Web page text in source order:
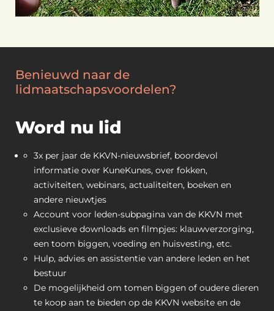
Benieuwd naar de
lidmaatschapsvoordelen?
Word nu lid
3x per jaar de KKVN-nieuwsbrief, boordevol
informatie over KuneKunes, over fokken,
activiteiten, webinars, actualiteiten, boeken en
andere nieuwtjes
Account voor leden-subpagina van de KKVN met
exclusieve downloads en filmpjes: klauwverzorging,
een toom biggen, voeding en huisvesting, etc.
Hulp, advies en assistentie van andere leden en het
bestuur
De mogelijkheid om tomen biggen of oudere dieren
te koop aan te bieden op de KKVN website en de